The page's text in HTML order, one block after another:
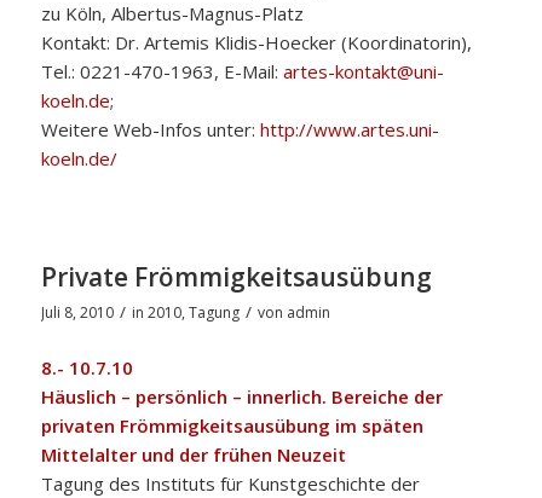
zu Köln, Albertus-Magnus-Platz
Kontakt: Dr. Artemis Klidis-Hoecker (Koordinatorin),
Tel.: 0221-470-1963, E-Mail: artes-kontakt@uni-
koeln.de;
Weitere Web-Infos unter: http://www.artes.uni-
koeln.de/
Private Frömmigkeitsausübung
Juli 8, 2010 / in 2010,Tagung / von admin
8.- 10.7.10
Häuslich – persönlich – innerlich. Bereiche der
privaten Frömmigkeitsausübung im späten
Mittelalter und der frühen Neuzeit
Tagung des Instituts für Kunstgeschichte der